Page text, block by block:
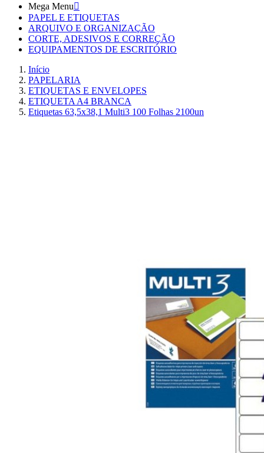
Mega Menu
PAPEL E ETIQUETAS
ARQUIVO E ORGANIZAÇÃO
CORTE, ADESIVOS E CORREÇÃO
EQUIPAMENTOS DE ESCRITÓRIO
Início
PAPELARIA
ETIQUETAS E ENVELOPES
ETIQUETA A4 BRANCA
Etiquetas 63,5x38,1 Multi3 100 Folhas 2100un